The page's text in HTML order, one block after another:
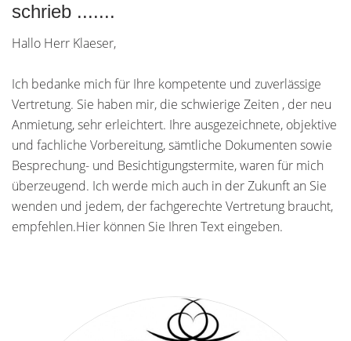
schrieb .......
Hallo Herr Klaeser,
Ich bedanke mich für Ihre kompetente und zuverlässige
Vertretung. Sie haben mir, die schwierige Zeiten , der neu
Anmietung, sehr erleichtert. Ihre ausgezeichnete, objektive
und fachliche Vorbereitung, sämtliche Dokumenten sowie
Besprechung- und Besichtigungstermite, waren für mich
überzeugend. Ich werde mich auch in der Zukunft an Sie
wenden und jedem, der fachgerechte Vertretung braucht,
empfehlen.Hier können Sie Ihren Text eingeben.